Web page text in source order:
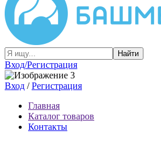
Найти
Вход/Регистрация
Вход /Регистрация
Главная
Каталог товаров
Контакты